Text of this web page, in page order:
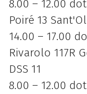
8.00 – 12.00
Poiré 13
14.00 – 17.00
Rivarolo 117R
DSS 11
8.00 – 12.00